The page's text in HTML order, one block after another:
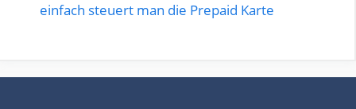
einfach steuert man die Prepaid Karte